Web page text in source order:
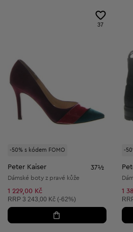
-50% s kódem FOMO
37
Peter Kaiser 37½
Dámské boty z pravé kůže
1 229,00 Kč
Doporučená cena:
RRP 3 243,00 Kč (-62%)
-
1